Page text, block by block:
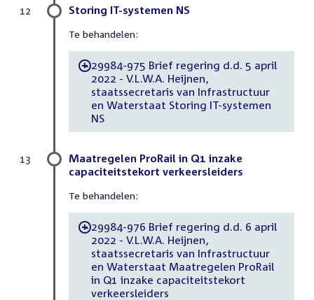
Storing IT-systemen NS
Te behandelen:
-29984-975 Brief regering d.d. 5 april
2022 - V.L.W.A. Heijnen,
staatssecretaris van Infrastructuur
en Waterstaat Storing IT-systemen
NS
12
Maatregelen ProRail in Q1 inzake
capaciteitstekort verkeersleiders
Te behandelen:
-29984-976 Brief regering d.d. 6 april
2022 - V.L.W.A. Heijnen,
staatssecretaris van Infrastructuur
en Waterstaat Maatregelen ProRail
in Q1 inzake capaciteitstekort
verkeersleiders
13